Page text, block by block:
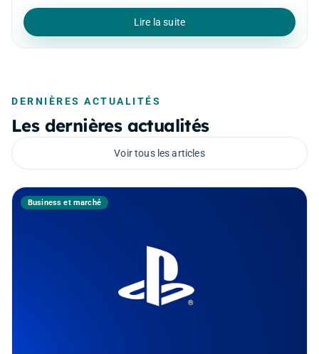
Lire la suite
DERNIÈRES ACTUALITÉS
Les dernières actualités
Voir tous les articles
Business et marché